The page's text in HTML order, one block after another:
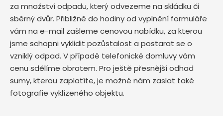
za množství odpadu, který odvezeme na skládku či
sběrný dvůr. Přibližně do hodiny od vyplnění formuláře
vám na e-mail zašleme cenovou nabídku, za kterou
jsme schopni vyklidit pozůstalost a postarat se o
vzniklý odpad. V případě telefonické domluvy vám
cenu sdělíme obratem. Pro ještě přesnější odhad
sumy, kterou zaplatíte, je možné nám zaslat také
fotografie vyklízeného objektu.